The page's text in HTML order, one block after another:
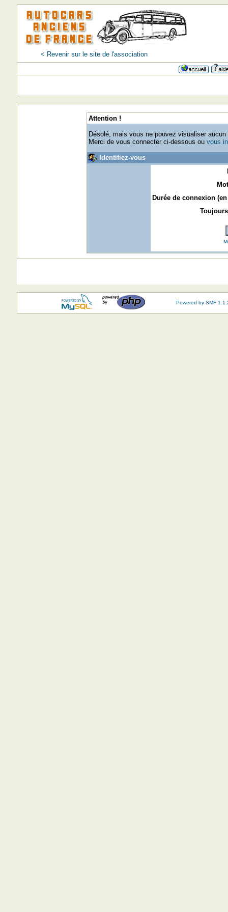
< Revenir sur le site de l'association
Attention !
Désolé, mais vous ne pouvez visualiser aucun
Merci de vous connecter ci-dessous ou vous
Identifiez-vous
Durée de connexion
Powered by SMF